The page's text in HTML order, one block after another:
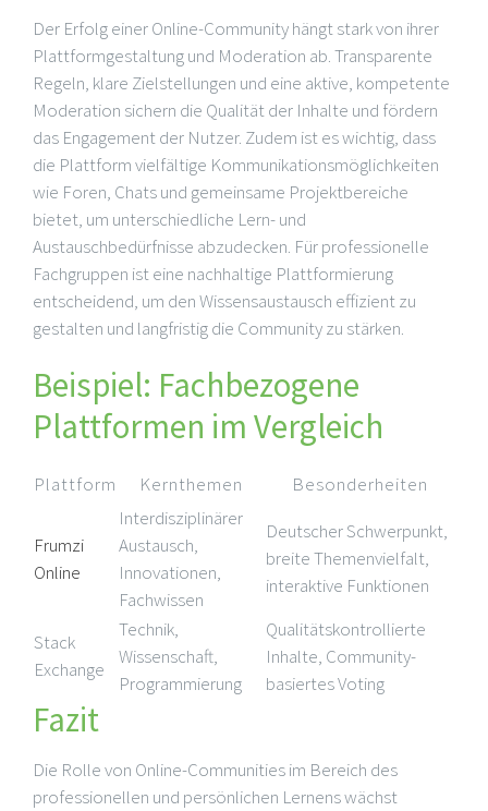
Der Erfolg einer Online-Community hängt stark von ihrer
Plattformgestaltung und Moderation ab. Transparente
Regeln, klare Zielstellungen und eine aktive, kompetente
Moderation sichern die Qualität der Inhalte und fördern
das Engagement der Nutzer. Zudem ist es wichtig, dass
die Plattform vielfältige Kommunikationsmöglichkeiten
wie Foren, Chats und gemeinsame Projektbereiche
bietet, um unterschiedliche Lern- und
Austauschbedürfnisse abzudecken. Für professionelle
Fachgruppen ist eine nachhaltige Plattformierung
entscheidend, um den Wissensaustausch effizient zu
gestalten und langfristig die Community zu stärken.
Beispiel: Fachbezogene
Plattformen im Vergleich
Plattform Kernthemen Besonderheiten
Frumzi
Online
Interdisziplinärer
Austausch,
Innovationen,
Fachwissen
Deutscher Schwerpunkt,
breite Themenvielfalt,
interaktive Funktionen
Stack
Exchange
Technik,
Wissenschaft,
Programmierung
Qualitätskontrollierte
Inhalte, Community-
basiertes Voting
Fazit
Die Rolle von Online-Communities im Bereich des
professionellen und persönlichen Lernens wächst